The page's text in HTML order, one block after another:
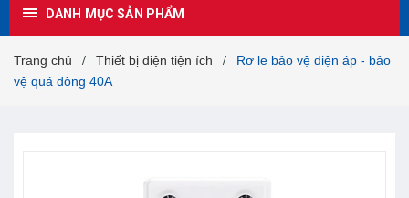
DANH MỤC SẢN PHẨM
Trang chủ / Thiết bị điện tiện ích /
Rơ le bảo vệ điện áp - bảo
vệ quá dòng 40A